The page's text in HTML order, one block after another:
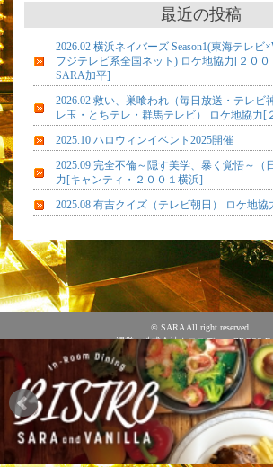
最近の投稿
2026.02 横浜ネイバーズ Season1(東海テレビ
フジテレビ系全国ネット) ロケ地協力[２００
SARA加平]
2026.02 救い、巣喰われ（毎日放送・テレビ
レ玉・とちテレ・群馬テレビ） ロケ地協力[
2025.10 ハロウィンイベント2025開催
2025.09 完全不倫～隠す美学、暴く覚悟～（
力[キャンティ・２００１横浜]
2025.08 有吉クイズ（テレビ朝日） ロケ地
© SARA All right reserved.
運営：株式会社クロスディ CROSS-D